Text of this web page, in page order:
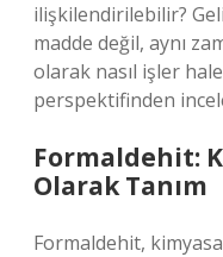
ilişkilendirilebilir?
madde değil, aynı
olarak nasıl işler
perspektifinden
Formaldehit:
Olarak Tanım
Formaldehit,